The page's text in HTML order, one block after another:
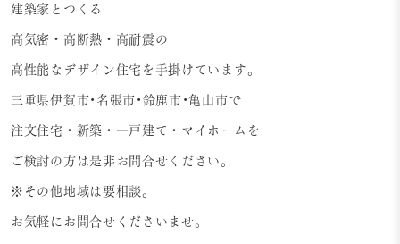
建築家とつくる
高気密・高断熱・高耐震の
高性能なデザイン住宅を手掛けています。
三重県伊賀市•名張市•鈴鹿市•亀山市で
注文住宅・新築・一戸建て・マイホームを
ご検討の方は是非お問合せください。
※その他地域は要相談。
お気軽にお問合せくださいませ。